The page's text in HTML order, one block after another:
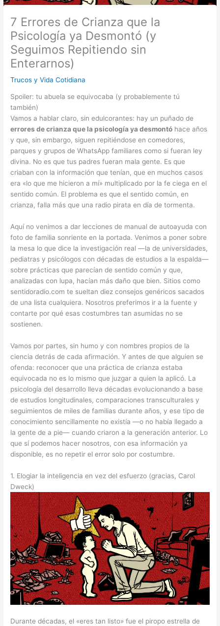
7 Errores de Crianza que la
Psicología ya Desmontó (y
Seguimos Repitiendo sin
Enterarnos)
Trucos y Vida Cotidiana
Spoiler: tu abuela se equivocaba (y probablemente tú
también)
Vamos a hablar claro, sin edulcorantes: hay un puñado de
errores de crianza que la psicología ya desmontó hace años
y que, sin embargo, siguen repitiéndose en comedores,
parques y grupos de WhatsApp familiares como si fueran ley
divina. No es que tus padres fueran mala gente. Es que
criaban con la información que tenían, que en muchos casos
era «lo que me hicieron a mí» multiplicado por la fe ciega en el
sentido común. El problema es que el sentido común, en
crianza, falla más que una radio pirata en día de tormenta.
Aquí no venimos a dar lecciones de manual de autoayuda con
foto de familia sonriente en la portada. Venimos a poner sobre
la mesa lo que dice la investigación real —la de universidades,
pediatras y psicólogos con décadas de estudios a la espalda—
sobre prácticas que parecían de sentido común y que,
analizadas con lupa, hacían más daño que bien. Sitios como
sentidoradio.com te sueltan diez consejos genéricos sacados
de una lista cualquiera. Nosotros preferimos ir a la fuente y
contarte por qué esas costumbres tan asumidas no se
sostienen.
Vamos por partes, sin humo y con nombres propios de la
ciencia detrás de cada afirmación. Y antes de que alguien se
ofenda: reconocer que una práctica de crianza estaba
equivocada no es lo mismo que juzgar a quien la aplicó. La
psicología del desarrollo lleva décadas evolucionando a base
de estudios longitudinales, comparaciones transculturales y
seguimientos de miles de familias durante años, y ese tipo de
conocimiento sencillamente no existía —o no había llegado a
la gente de a pie— cuando criaron a la generación anterior. Lo
que sí podemos hacer nosotros, con esa información ya
disponible, es no repetir el error solo por costumbre.
1. Elogiar la inteligencia en vez del esfuerzo (gracias, Carol
Dweck)
Durante décadas, el «eres tan listo» fue el piropo estrella de